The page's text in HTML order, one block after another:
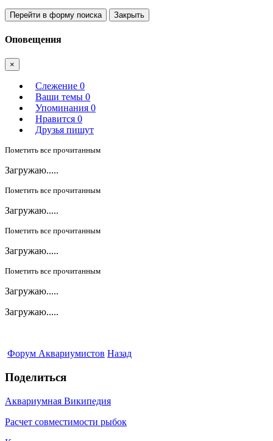
Перейти в форму поиска Закрыть
Оповещения
×
Слежение 0
Ваши темы 0
Упоминания 0
Нравится 0
Друзья пишут
Пометить все прочитанным
Загружаю.....
Пометить все прочитанным
Загружаю.....
Пометить все прочитанным
Загружаю.....
Пометить все прочитанным
Загружаю.....
Загружаю.....
Форум Аквариумистов Назад
Поделиться
Аквариумная Википедия
Расчет совместимости рыбок